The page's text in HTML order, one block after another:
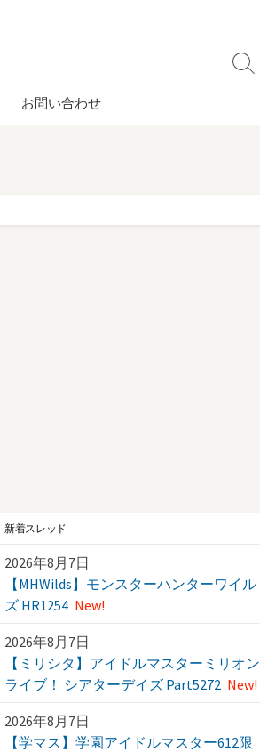
お問い合わせ
検
り
新着スレッド
2026年8月7日
【MHWilds】モンスターハンターワイル
ズ HR1254 New!
2026年8月7日
【ミリシタ】アイドルマスターミリオン
ライブ！ シアターデイズ Part5272 New!
2026年8月7日
【学マス】学園アイドルマスター612限